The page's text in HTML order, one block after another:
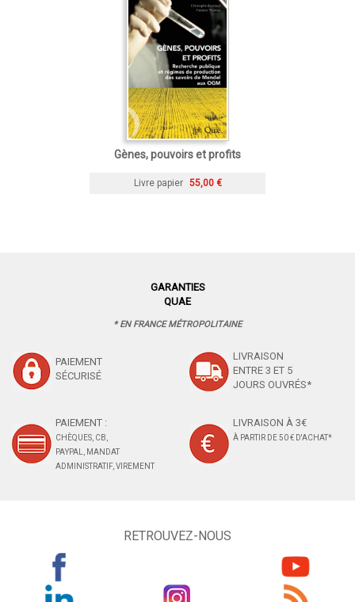
Gènes, pouvoirs et profits
Livre papier 55,00 €
GARANTIES
QUAE
* EN FRANCE MÉTROPOLITAINE
PAIEMENT
SÉCURISÉ
LIVRAISON
ENTRE 3 ET 5
JOURS OUVRÉS*
PAIEMENT :
CHÈQUES, CB,
PAYPAL, MANDAT
ADMINISTRATIF, VIREMENT
LIVRAISON À 3€
À PARTIR DE 50 € D'ACHAT*
RETROUVEZ-NOUS